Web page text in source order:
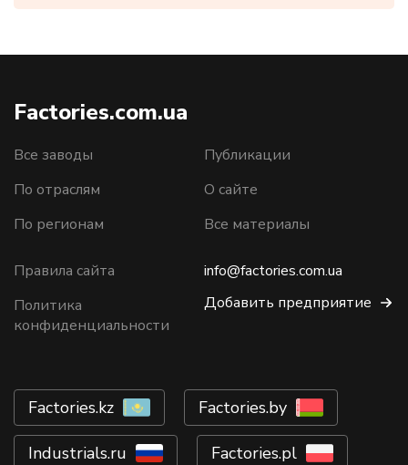
Factories.com.ua
Все заводы
По отраслям
По регионам
Публикации
О сайте
Все материалы
Правила сайта
Политика
конфиденциальности
info@factories.com.ua
Добавить предприятие
Factories.kz Factories.by
Industrials.ru Factories.pl